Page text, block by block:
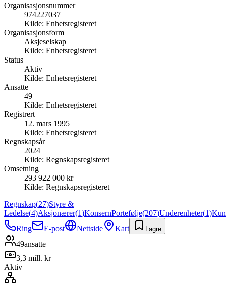
Organisasjonsnummer
974227037
Kilde: Enhetsregisteret
Organisasjonsform
Aksjeselskap
Kilde: Enhetsregisteret
Status
Aktiv
Kilde: Enhetsregisteret
Ansatte
49
Kilde: Enhetsregisteret
Registrert
12. mars 1995
Kilde: Enhetsregisteret
Regnskapsår
2024
Kilde: Regnskapsregisteret
Omsetning
293 922 000 kr
Kilde: Regnskapsregisteret
Regnskap(27)Styre &
Ledelse(4)Aksjonærer(1)KonsernPortefølje(207)Underenheter(1)
Ring
E-post Nettside Kart Lagre
49ansatte
3,3 mill. kr
Aktiv